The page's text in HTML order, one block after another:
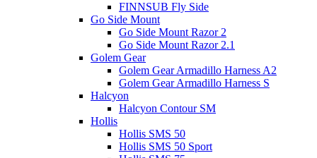
FINNSUB Fly Side
Go Side Mount
Go Side Mount Razor 2
Go Side Mount Razor 2.1
Golem Gear
Golem Gear Armadillo Harness A2
Golem Gear Armadillo Harness S
Halcyon
Halcyon Contour SM
Hollis
Hollis SMS 50
Hollis SMS 50 Sport